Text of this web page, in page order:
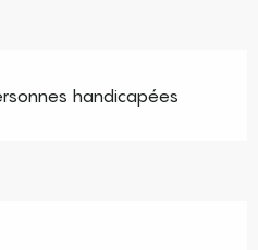
handicapées